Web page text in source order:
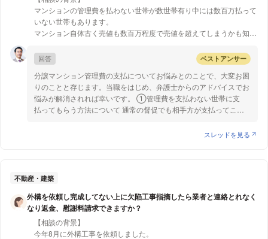
【質問1】
見た目が宝石と似ているものに宝石の名前を使って売ったら、宝石の
マンションの管理費を払わない世帯が数世帯有り中には数百万払って
いない世帯もあります。
マンション自体古く売値も数百万程度で売値を超えてしまうかも知れ
このままでは不公平で払わない世帯が増えるかも知れません。
またマンションの価値も下がるのではないかと思います。
管理費の蓄えも多くないので崩壊してしまうのではないかと心配で
す。
・分譲型マンションです
しょうか？
時効などは有りますか？
マンションの価値などが下がりますか？
よろしくお願い致します。
回答 ベストアンサー
分譲マンション管理費の支払についてお悩みとのことで、大変お困
りのことと存じます。当職をはじめ、弁護士からのアドバイスでお
悩みが解消されれば幸いです。 ①管理費を支払わない世帯に支
払ってもらう方法について 通常の督促でも相手方が支払ってこな
この場合、もし以降も支払がなければ、今度は裁判手続に移行する
などのさまざまな方法がありますので、具体的な事情に応じて適切
お、相手方が支払わない場合には、最終手段として、相手の財産を
差し押さえて、その財産を換価した金銭から滞納管理費を回収する
こととなります。
②時効について 管理費の時効は、通常、管理費の発生から5年で
スレッドを見る
不動産・建築
外構を依頼し完成してない上に欠陥工事指摘したら業者と連絡とれなく
なり返金、慰謝料請求できますか？
【相談の背景】
今年8月に外構工事を依頼しました。